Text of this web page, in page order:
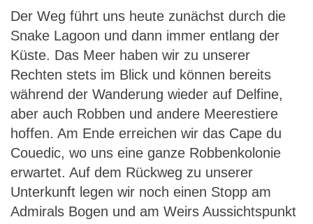
Der Weg führt uns heute zunächst durch die
Snake Lagoon und dann immer entlang der
Küste. Das Meer haben wir zu unserer
Rechten stets im Blick und können bereits
während der Wanderung wieder auf Delfine,
aber auch Robben und andere Meerestiere
hoffen. Am Ende erreichen wir das Cape du
Couedic, wo uns eine ganze Robbenkolonie
erwartet. Auf dem Rückweg zu unserer
Unterkunft legen wir noch einen Stopp am
Admirals Bogen und am Weirs Aussichtspunkt